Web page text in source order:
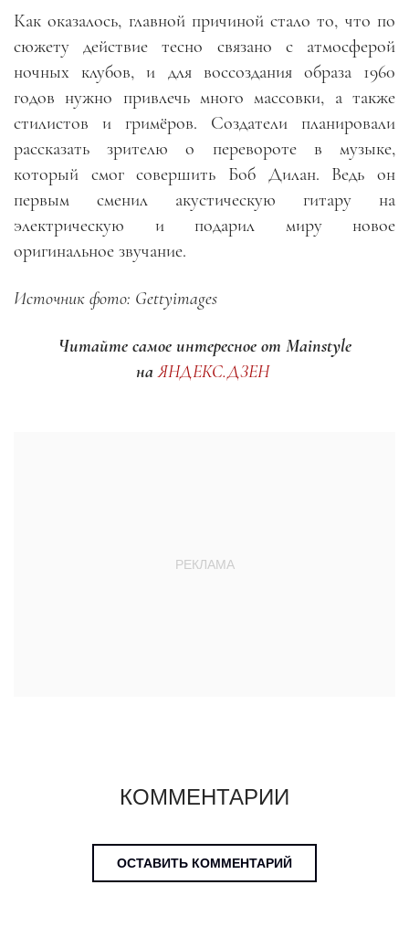
Как оказалось, главной причиной стало то, что по
сюжету действие тесно связано с атмосферой
ночных клубов, и для воссоздания образа 1960
годов нужно привлечь много массовки, а также
стилистов и гримёров. Создатели планировали
рассказать зрителю о перевороте в музыке,
который смог совершить Боб Дилан. Ведь он
первым сменил акустическую гитару на
электрическую и подарил миру новое
оригинальное звучание.
Источник фото: Gettyimages
Читайте самое интересное от Mainstyle
наЯНДЕКС.ДЗЕН
КОММЕНТАРИИ
ОСТАВИТЬ КОММЕНТАРИЙ